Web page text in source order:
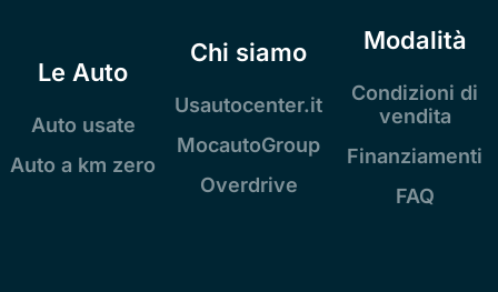
Le Auto
Auto usate
Auto a km zero
Chi siamo
Usautocenter.it
MocautoGroup
Overdrive
Modalità
Condizioni di
vendita
Finanziamenti
FAQ